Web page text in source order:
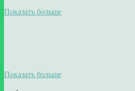
Показать больше
Показать больше